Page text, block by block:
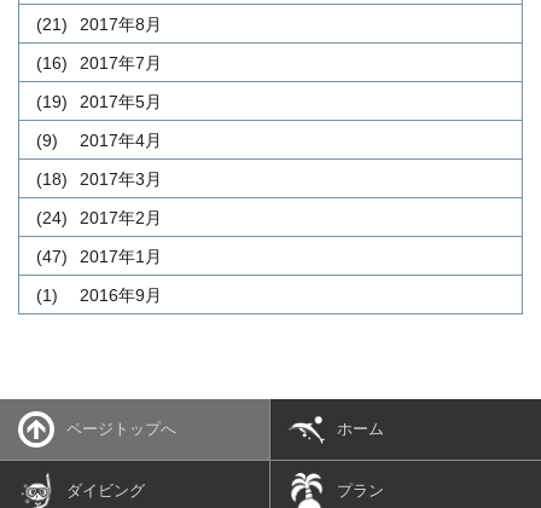
2017年8月
(21)
2017年7月
(16)
2017年5月
(19)
2017年4月
(9)
2017年3月
(18)
2017年2月
(24)
2017年1月
(47)
2016年9月
(1)
ページトップへ ホーム
ダイビング プラン